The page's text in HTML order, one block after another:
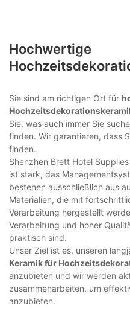
Hochwertige
Sie sind am richtigen Ort für
Sie, was auch immer Sie
finden. Wir garantieren, dass
finden.
Shenzhen Brett Hotel
ist stark, das
bestehen ausschließlich aus
Materialien, die mit
Verarbeitung hergestellt
Verarbeitung und hoher
praktisch sind.
Unser Ziel ist es, unseren
Keramik für
anzubieten und wir werden
zusammenarbeiten, um
anzubieten.